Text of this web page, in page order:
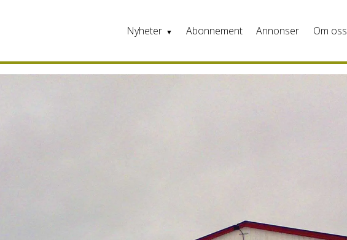
Nyheter Abonnement Annonser Om oss